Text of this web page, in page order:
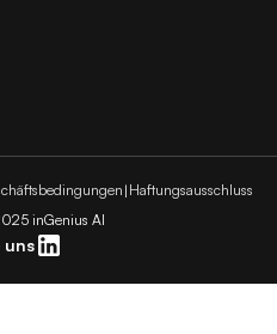
| Haftungsausschluss
inGenius AI
uns